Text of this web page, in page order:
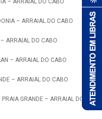
– ARRAIAL DO CABO
– ARRAIAL DO CABO
ARRAIAL DO CABO
– ARRAIAL DO CABO
– ARRAIAL DO CABO
GRANDE – ARRAIAL DO